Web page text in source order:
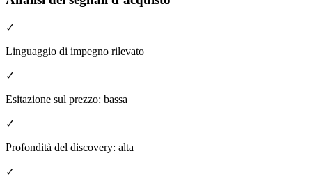
✓
Linguaggio di impegno rilevato
✓
Esitazione sul prezzo: bassa
✓
Profondità del discovery: alta
✓